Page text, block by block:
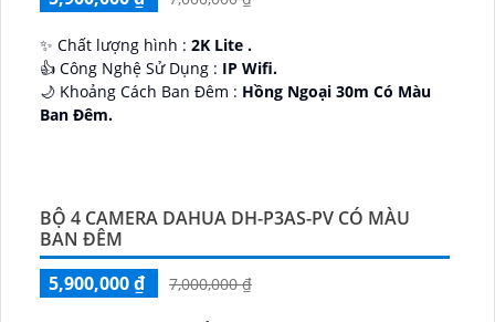
✨ Chất lượng hình : 2K Lite .
👍 Công Nghệ Sử Dụng : IP Wifi.
🌙 Khoảng Cách Ban Đêm : Hồng Ngoại 30m Có Màu
Ban Ðêm.
BỘ 4 CAMERA DAHUA DH-P3AS-PV CÓ MÀU
BAN ĐÊM
5,900,000 ₫
7,000,000 ₫